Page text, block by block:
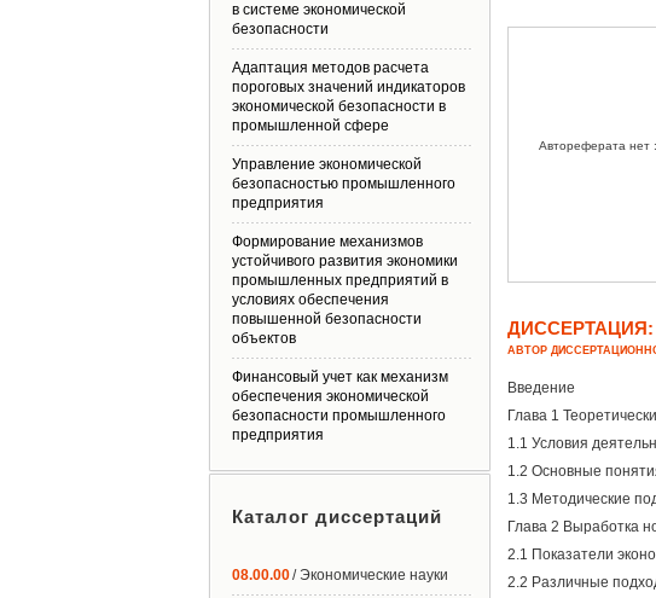
Автореферата нет
АВТОР
Введение
Глава 1
1.1 Условия
1.2 Основные
1.3 Методические
Глава 2 Выработка
2.1 Показатели
2.2 Различные
в системе экономической
безопасности
Адаптация методов расчета
пороговых значений индикаторов
экономической безопасности в
промышленной сфере
Управление экономической
безопасностью промышленного
предприятия
Формирование механизмов
устойчивого развития экономики
промышленных предприятий в
условиях обеспечения
повышенной безопасности
объектов
Финансовый учет как механизм
обеспечения экономической
безопасности промышленного
предприятия
Каталог диссертаций
08.00.00/ Экономические науки